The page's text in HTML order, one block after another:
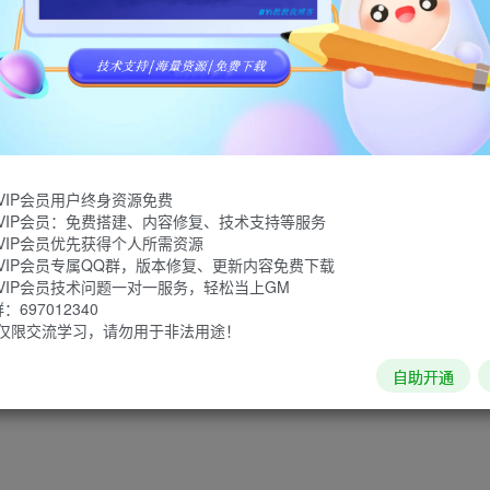
会员用户终身资源免费
会员：免费搭建、内容修复、技术支持等服务
会员优先获得个人所需资源
会员专属QQ群，版本修复、更新内容免费下载
会员技术问题一对一服务，轻松当上GM
697012340
限交流学习，请勿用于非法用途！
自助开通